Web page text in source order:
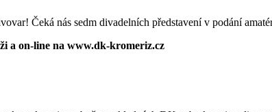
Čeká nás sedm divadelních představení v podání
a on-line na www.dk-kromeriz.cz